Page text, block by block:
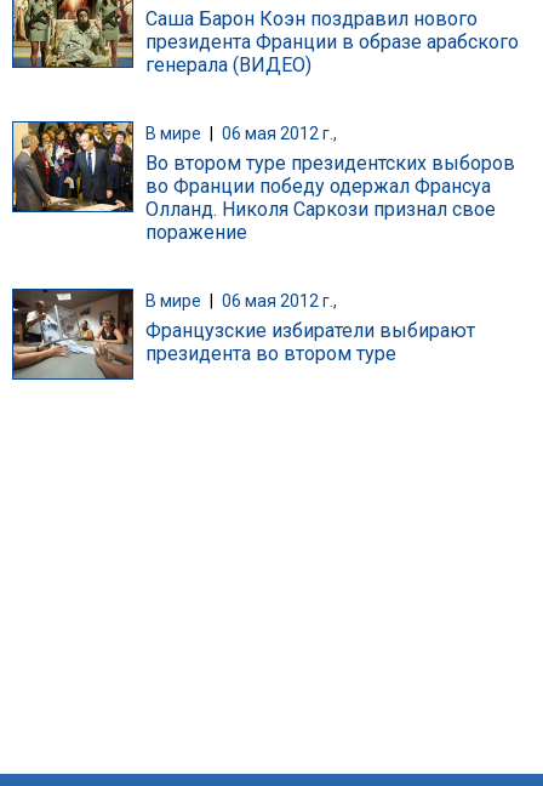
Саша Барон Коэн поздравил нового
президента Франции в образе арабского
генерала (ВИДЕО)
В мире 06 мая 2012 г.,
Во втором туре президентских выборов
во Франции победу одержал Франсуа
Олланд. Николя Саркози признал свое
поражение
В мире 06 мая 2012 г.,
Французские избиратели выбирают
президента во втором туре